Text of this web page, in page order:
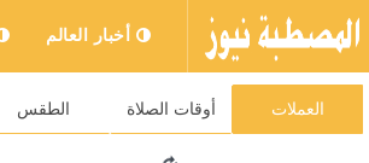
أخبار العالم
العملات أوقات الصلاة الطقس